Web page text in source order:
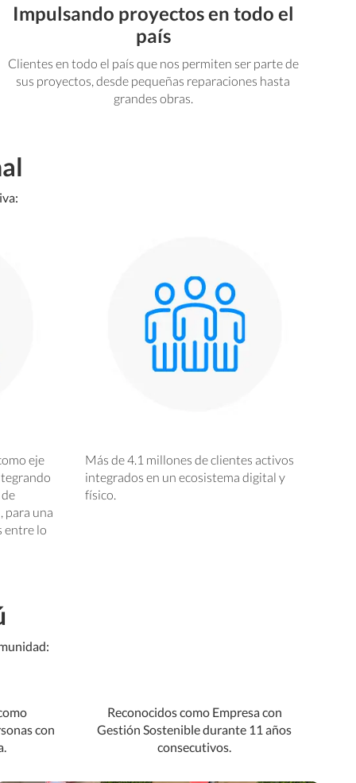
Impulsando proyectos en todo el
país
Clientes en todo el país que nos permiten ser parte de
sus proyectos, desde pequeñas reparaciones hasta
grandes obras.
eje
para una
entre lo
Más de 4.1 millones de clientes activos
integrados en un ecosistema digital y
físico.
con
Reconocidos como Empresa con
Gestión Sostenible durante 11 años
consecutivos.